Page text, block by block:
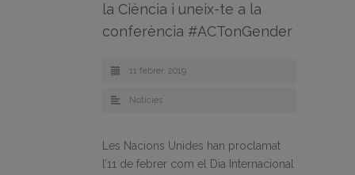
la Ciència i uneix-te a la
conferència #ACTonGender
11 febrer, 2019
Noticies
Les Nacions Unides han proclamat
l’11 de febrer com el Dia Internacional